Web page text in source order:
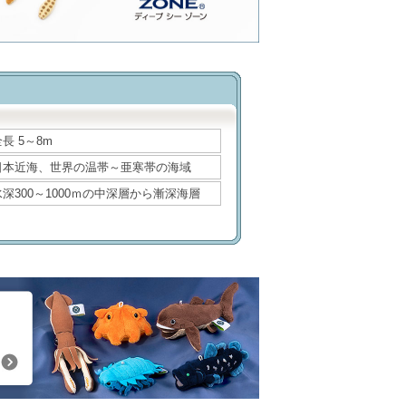
長 5～8m
本近海、世界の温帯～亜寒帯の海域
深300～1000ｍの中深層から漸深海層